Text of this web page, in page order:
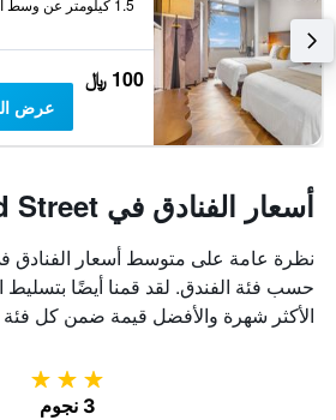
1.5 كيلومتر عن وسط المدينة
100 ﷼
عرض
أسعار الفنادق في Jiufen Old Street
حسب فئة الفندق. لقد قمنا أيضًا بتسليط
الأكثر شهرة والأفضل قيمة ضمن كل
3 نجوم
3 نجوم